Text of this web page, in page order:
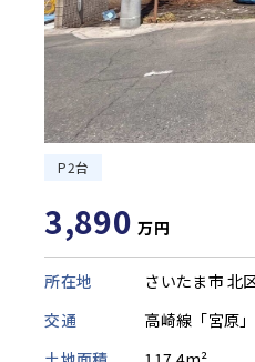
P2台
3,890 万円
所在地
さいたま市 北
交通
高崎線「宮原